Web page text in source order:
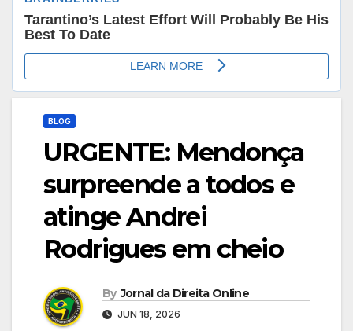
BLOG
URGENTE: Mendonça
surpreende a todos e
atinge Andrei
Rodrigues em cheio
By Jornal da Direita Online
JUN 18, 2026